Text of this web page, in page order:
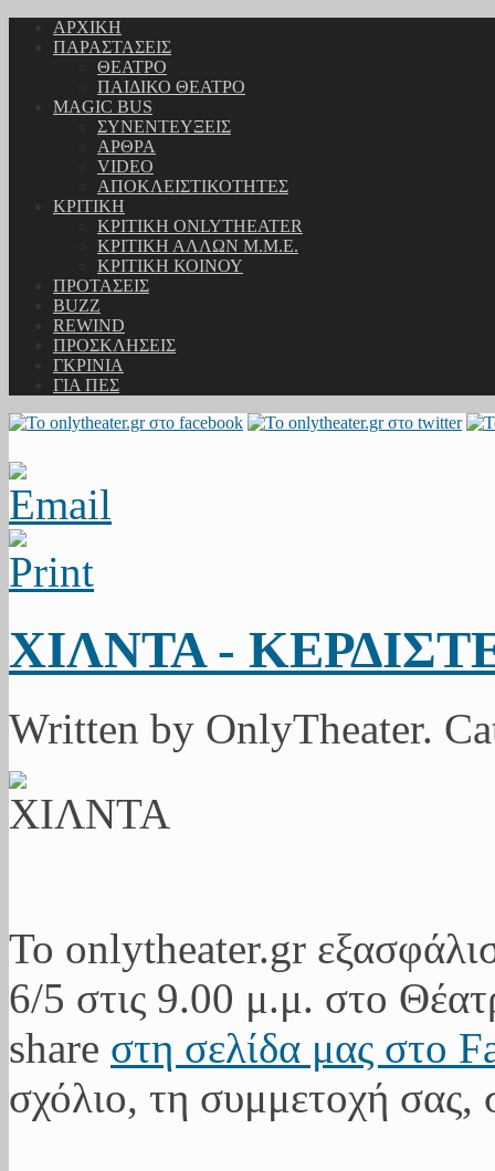
ΑΡΧΙΚΗ
ΠΑΡΑΣΤΑΣΕΙΣ
ΘΕΑΤΡΟ
ΠΑΙΔΙΚΟ ΘΕΑΤΡΟ
MAGIC BUS
ΣΥΝΕΝΤΕΥΞΕΙΣ
ΑΡΘΡΑ
VIDEO
ΑΠΟΚΛΕΙΣΤΙΚΟΤΗΤΕΣ
ΚΡΙΤΙΚΗ
ΚΡΙΤΙΚΗ ONLYTHEATER
ΚΡΙΤΙΚΗ ΑΛΛΩΝ Μ.Μ.Ε.
ΚΡΙΤΙΚΗ ΚΟΙΝΟΥ
ΠΡΟΤΑΣΕΙΣ
BUZZ
REWIND
ΠΡΟΣΚΛΗΣΕΙΣ
ΓΚΡΙΝΙΑ
ΓΙΑ ΠΕΣ
ΧΙΛΝΤΑ -
Written by OnlyTheater.
Το onlytheater.gr
6/5 στις 9.00 μ.μ. στο
share στη σελίδα μας στο
σχόλιο, τη συμμετοχή σας,